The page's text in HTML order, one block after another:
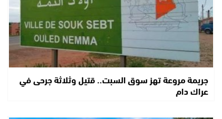
جريمة مروعة تهز سوق السبت.. قتيل وثلاثة جرحى في
عراك دام